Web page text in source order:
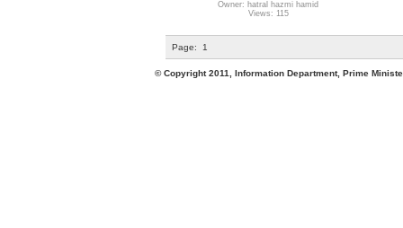
Owner: hatral hazmi hamid
Views: 115
Page: 1
© Copyright 2011, Information Department, Prime Minister's